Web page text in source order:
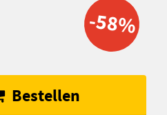
-58%
Bestellen